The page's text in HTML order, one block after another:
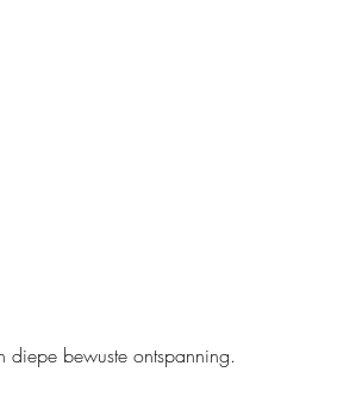
bewuste ontspanning.